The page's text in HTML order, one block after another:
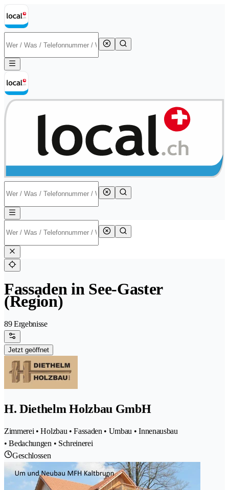
Fassaden in See-Gaster
(Region)
89 Ergebnisse
Jetzt geöffnet
H. Diethelm Holzbau GmbH
Zimmerei • Holzbau • Fassaden • Umbau • Innenausbau
• Bedachungen • Schreinerei
Geschlossen